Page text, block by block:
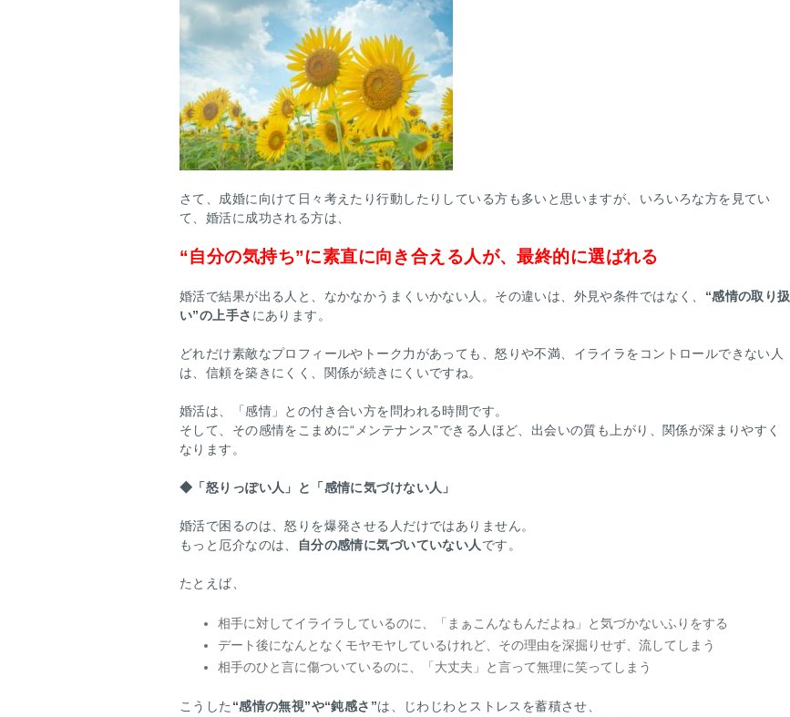
さて、成婚に向けて日々考えたり行動したりしている方も多いと思いますが、いろいろな方を見てい
て、婚活に成功される方は、
“自分の気持ち”に素直に向き合える人が、最終的に選ばれる
婚活で結果が出る人と、なかなかうまくいかない人。その違いは、外見や条件ではなく、 “感情の取り扱
い”の上手さ にあります。
どれだけ素敵なプロフィールやトーク力があっても、怒りや不満、イライラをコントロールできない人
は、信頼を築きにくく、関係が続きにくいですね。
婚活は、「感情」との付き合い方を問われる時間です。
そして、その感情をこまめに“メンテナンス”できる人ほど、出会いの質も上がり、関係が深まりやすく
なります。
◆ 「怒りっぽい人」と「感情に気づけない人」
婚活で困るのは、怒りを爆発させる人だけではありません。
もっと厄介なのは、
自分の感情に気づいていない人 です。
たとえば、
相手に対してイライラしているのに、「まぁこんなもんだよね」と気づかないふりをする
デート後になんとなくモヤモヤしているけれど、その理由を深掘りせず、流してしまう
相手のひと言に傷ついているのに、「大丈夫」と言って無理に笑ってしまう
こうした “感情の無視”や“鈍感さ”は、じわじわとストレスを蓄積させ、